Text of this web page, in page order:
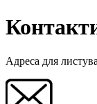
Адреса для